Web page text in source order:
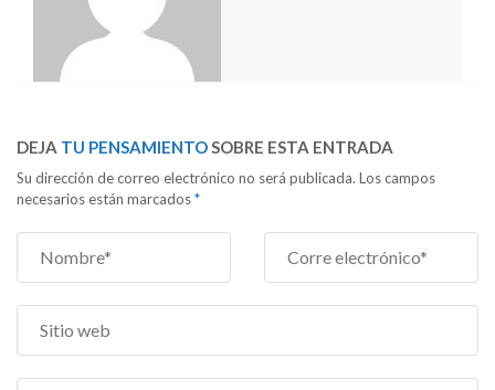
DEJA TU PENSAMIENTOSOBRE ESTA ENTRADA
Su dirección de correo electrónico no será publicada. Los campos
necesarios están marcados*